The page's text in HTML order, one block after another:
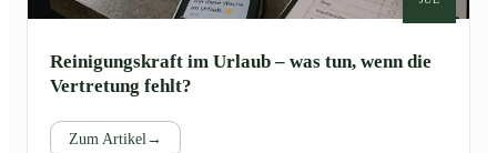
Reinigungskraft im Urlaub – was tun, wenn die
Vertretung fehlt?
Zum Artikel→